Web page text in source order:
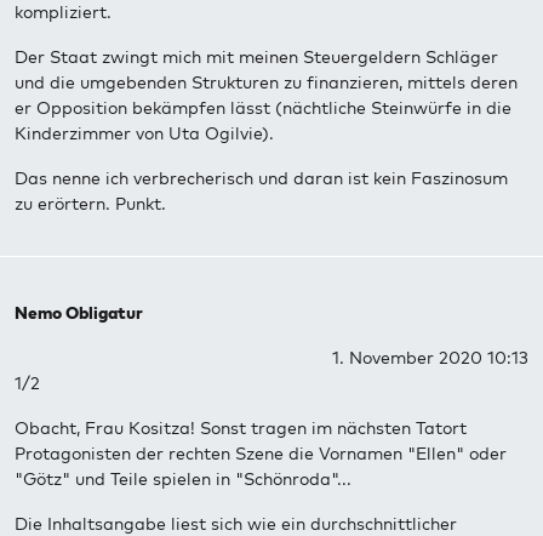
kompliziert.
Der Staat zwingt mich mit meinen Steuergeldern Schläger
und die umgebenden Strukturen zu finanzieren, mittels deren
er Opposition bekämpfen lässt (nächtliche Steinwürfe in die
Kinderzimmer von Uta Ogilvie).
Das nenne ich verbrecherisch und daran ist kein Faszinosum
zu erörtern. Punkt.
Nemo Obligatur
1. November 2020 10:13
1/2
Obacht, Frau Kositza! Sonst tragen im nächsten Tatort
Protagonisten der rechten Szene die Vornamen "Ellen" oder
"Götz" und Teile spielen in "Schönroda"...
Die Inhaltsangabe liest sich wie ein durchschnittlicher